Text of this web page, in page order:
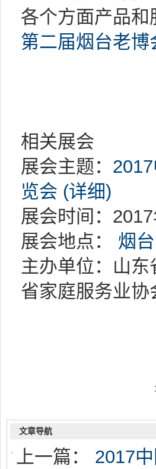
各个方面产品
第二届烟台老
相关展会
展会主题：
览会 (详细)
展会时间：
展会地点： 烟
主办单位：山
省家庭服务业协
文章导航
上一篇： 2017